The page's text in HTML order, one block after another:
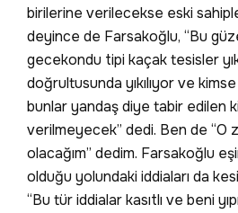
birilerine verilecekse eski
deyince de Farsakoğlu, “Bu
gecekondu tipi kaçak tesisler
doğrultusunda yıkılıyor ve
bunlar yandaş diye tabir edilen
verilmeyecek” dedi. Ben de “O
olacağım” dedim. Farsakoğlu
olduğu yolundaki iddiaları da
“Bu tür iddialar kasıtlı ve beni